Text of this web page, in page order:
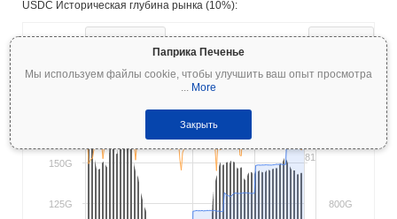
Паприка Печенье
Мы используем файлы cookie, чтобы улучшить ваш опыт просмотра
... More
Закрыть
USDC Историческая глубина рынка (10%):
Volume
Liquidity
81
800G
125G
150G